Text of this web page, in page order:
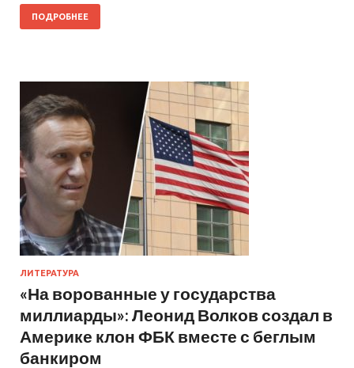
ПОДРОБНЕЕ
ЛИТЕРАТУРА
«На ворованные у государства
миллиарды»: Леонид Волков создал в
Америке клон ФБК вместе с беглым
банкиром